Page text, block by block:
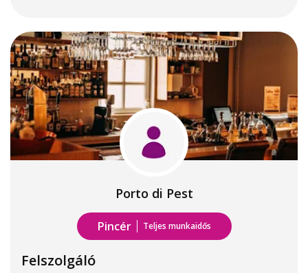
Porto di Pest
Pincér Teljes munkaidős
Felszolgáló